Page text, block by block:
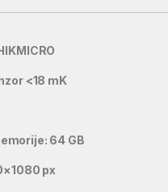
<18 mK
64 GB
px